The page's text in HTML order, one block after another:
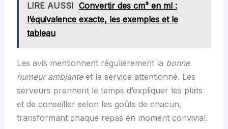
LIRE AUSSI Convertir des cm³ en ml :
l’équivalence exacte, les exemples et le
tableau
Les avis mentionnent régulièrement la bonne
humeur ambianteet le service attentionné. Les
serveurs prennent le temps d’expliquer les plats
et de conseiller selon les goûts de chacun,
transformant chaque repas en moment convivial.